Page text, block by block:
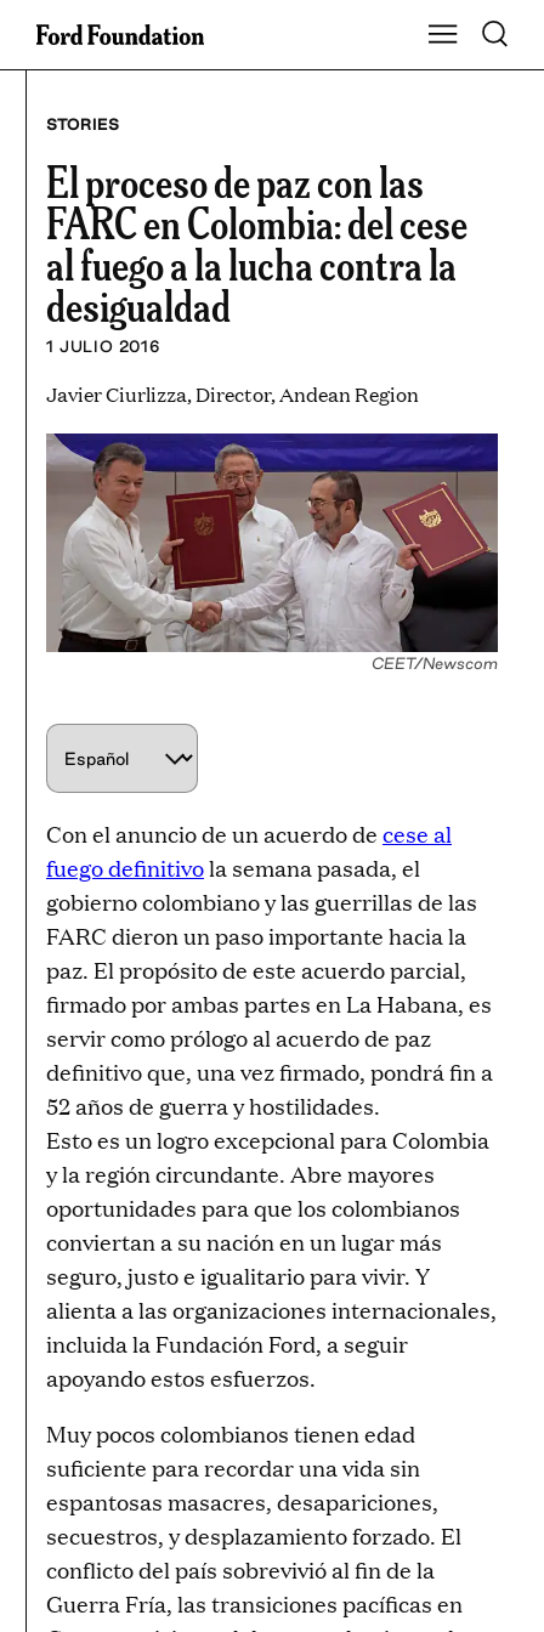
Saltar
Show Main
Toggle
STORIES
El proceso de paz con las
FARC en Colombia: del cese
al fuego a la lucha contra la
desigualdad
1 JULIO 2016
Javier Ciurlizza, Director, Andean Region
CEET/Newscom
C
o
s
e
a
l
a
n
g
u
a
g
e
Con el anuncio de un acuerdo de cese al
fuego definitivola semana pasada, el
gobierno colombiano y las guerrillas de las
FARC dieron un paso importante hacia la
paz. El propósito de este acuerdo parcial,
firmado por ambas partes en La Habana, es
servir como prólogo al acuerdo de paz
definitivo que, una vez firmado, pondrá fin a
52 años de guerra y hostilidades.
Esto es un logro excepcional para Colombia
y la región circundante. Abre mayores
oportunidades para que los colombianos
conviertan a su nación en un lugar más
seguro, justo e igualitario para vivir. Y
alienta a las organizaciones internacionales,
incluida la Fundación Ford, a seguir
apoyando estos esfuerzos.
Muy pocos colombianos tienen edad
suficiente para recordar una vida sin
espantosas masacres, desapariciones,
secuestros, y desplazamiento forzado. El
conflicto del país sobrevivió al fin de la
Guerra Fría, las transiciones pacíficas en